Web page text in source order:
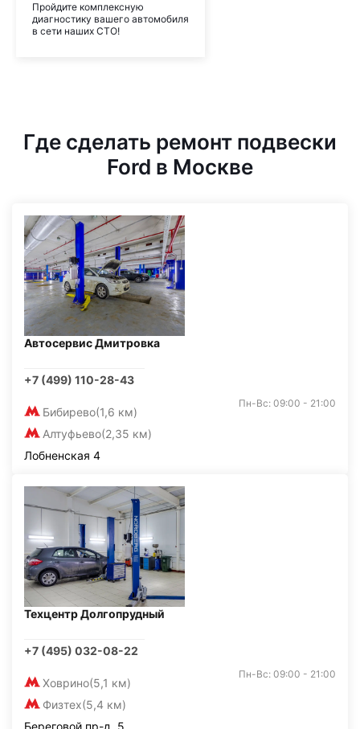
Пройдите комплексную
диагностику вашего автомобиля
в сети наших СТО!
Где сделать ремонт подвески
Ford в Москве
Автосервис Дмитровка
+7 (499) 110-28-43
Бибирево(1,6 км)
Алтуфьево(2,35 км)
Пн-Вс: 09:00 - 21:00
Лобненская 4
Техцентр Долгопрудный
+7 (495) 032-08-22
Ховрино(5,1 км)
Физтех(5,4 км)
Пн-Вс: 09:00 - 21:00
Береговой пр-д, 5